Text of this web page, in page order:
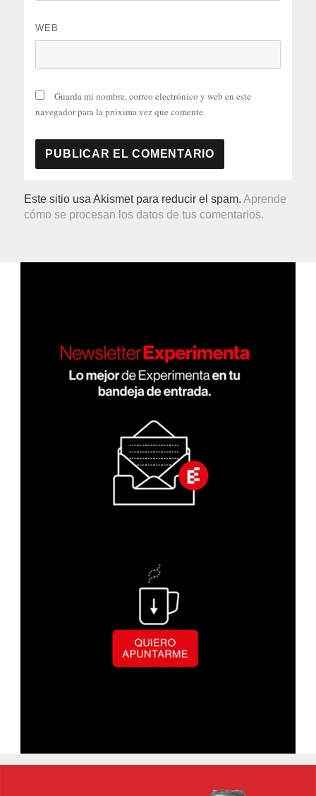
WEB
Guarda mi nombre, correo electrónico y web en este
navegador para la próxima vez que comente.
Este sitio usa Akismet para reducir el spam.Aprende
cómo se procesan los datos de tus comentarios.